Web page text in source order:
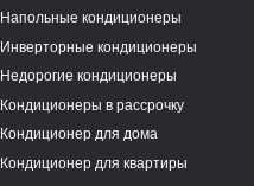
Напольные кондиционеры
Инверторные кондиционеры
Недорогие кондиционеры
Кондиционеры в рассрочку
Кондиционер для дома
Кондиционер для квартиры